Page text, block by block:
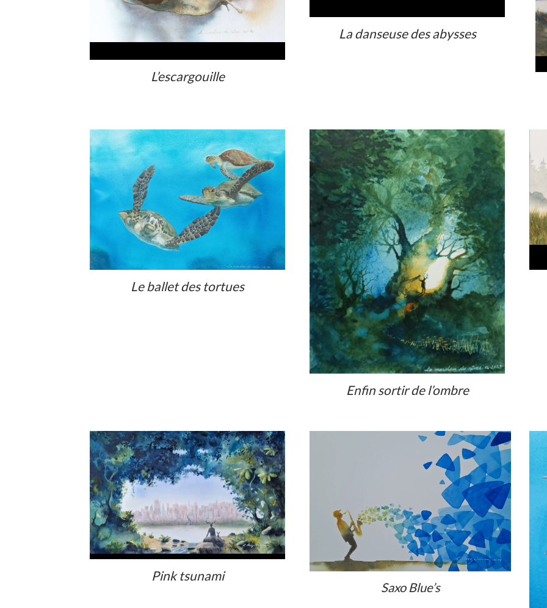
L’escargouille
La danseuse des abysses
Voir
Le ballet des tortues
Voir
Enfin sortir de l’ombre
Pink tsunami
Saxo Blue’s